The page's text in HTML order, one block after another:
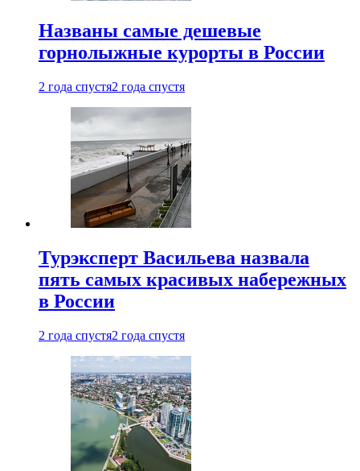
Названы самые дешевые
горнолыжные курорты в России
2 года спустя2 года спустя
Турэксперт Васильева назвала
пять самых красивых набережных
в России
2 года спустя2 года спустя